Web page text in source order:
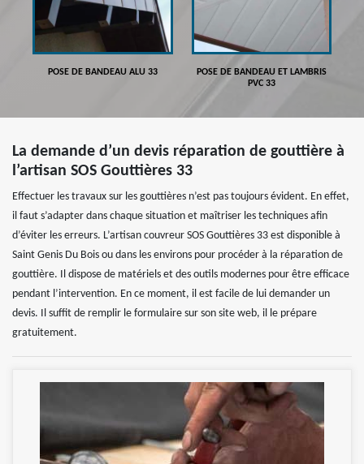
POSE DE BANDEAU ALU 33
POSE DE BANDEAU ET LAMBRIS
PVC 33
La demande d’un devis réparation de gouttière à
l’artisan SOS Gouttières 33
Effectuer les travaux sur les gouttières n’est pas toujours évident. En effet,
il faut s’adapter dans chaque situation et maîtriser les techniques afin
d’éviter les erreurs. L’artisan couvreur SOS Gouttières 33 est disponible à
Saint Genis Du Bois ou dans les environs pour procéder à la réparation de
gouttière. Il dispose de matériels et des outils modernes pour être efficace
pendant l’intervention. En ce moment, il est facile de lui demander un
devis. Il suffit de remplir le formulaire sur son site web, il le prépare
gratuitement.